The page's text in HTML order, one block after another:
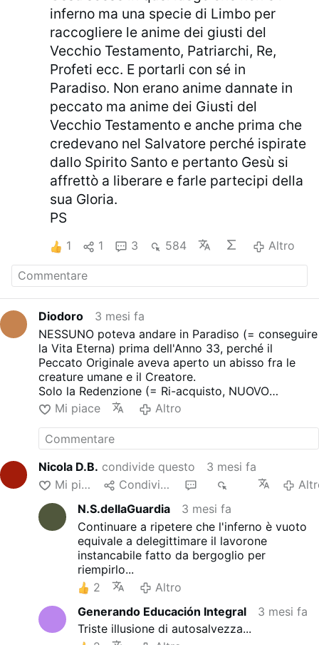
inferno ma una specie di Limbo per
raccogliere le anime dei giusti del
Vecchio Testamento, Patriarchi, Re,
Profeti ecc. E portarli con sé in
Paradiso. Non erano anime dannate in
peccato ma anime dei Giusti del
Vecchio Testamento e anche prima che
credevano nel Salvatore perché ispirate
dallo Spirito Santo e pertanto Gesù si
affrettò a liberare e farle partecipi della
sua Gloria.
PS
1 1 3 584 Altro
Diodoro
3 mesi fa
NESSUNO poteva andare in Paradiso (= conseguire
la Vita Eterna) prima dell'Anno 33, perché il
Peccato Originale aveva aperto un abisso fra le
creature umane e il Creatore.
Solo la Redenzione (= Ri-acquisto, NUOVO
acquisto, a PREZZO DEL SANGUE DI GESU'
CRISTO) ha reso possibile l'Impossibile
Mi piace Altro
Nicola D.B. condivide questo
3 mesi fa
Mi piace
Condividere
N.S.dellaGuardia
3 mesi fa
Continuare a ripetere che l'inferno è vuoto
equivale a delegittimare il lavorone
instancabile fatto da bergoglio per
riempirlo...
2
Altro
Generando Educación Integral
3 mesi fa
Triste illusione di autosalvezza...